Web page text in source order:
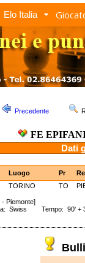
Elo Italia
Precedente
FE
Dati
Luogo Pr
TORINO TO
- Piemonte]
Swiss Tempo: 90' +